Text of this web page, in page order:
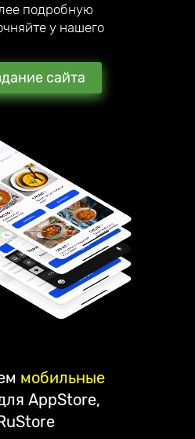
подробную
у нашего
сайта
мобильные
AppStore,